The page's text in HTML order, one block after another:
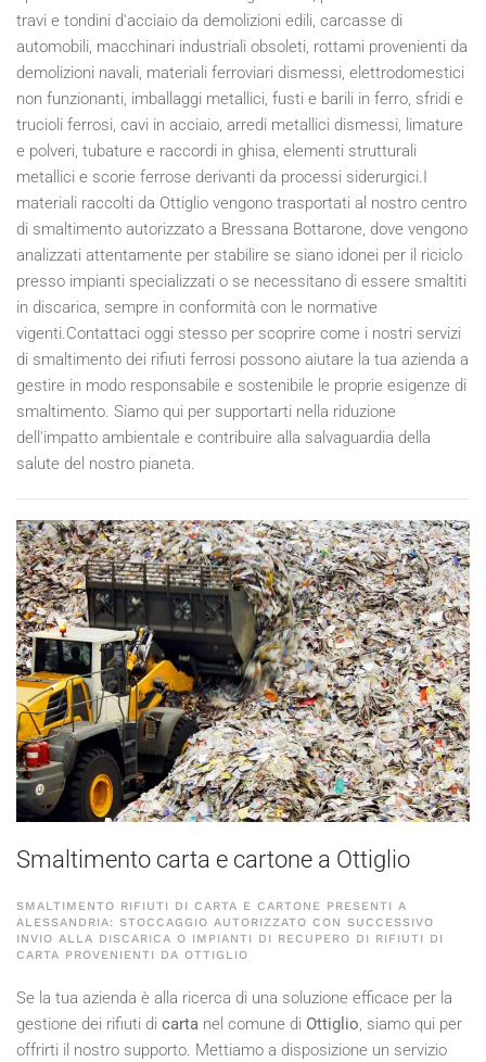
travi e tondini d'acciaio da demolizioni edili, carcasse di
automobili, macchinari industriali obsoleti, rottami provenienti da
demolizioni navali, materiali ferroviari dismessi, elettrodomestici
non funzionanti, imballaggi metallici, fusti e barili in ferro, sfridi e
trucioli ferrosi, cavi in acciaio, arredi metallici dismessi, limature
e polveri, tubature e raccordi in ghisa, elementi strutturali
metallici e scorie ferrose derivanti da processi siderurgici.I
materiali raccolti da Ottiglio vengono trasportati al nostro centro
di smaltimento autorizzato a Bressana Bottarone, dove vengono
analizzati attentamente per stabilire se siano idonei per il riciclo
presso impianti specializzati o se necessitano di essere smaltiti
in discarica, sempre in conformità con le normative
vigenti.Contattaci oggi stesso per scoprire come i nostri servizi
di smaltimento dei rifiuti ferrosi possono aiutare la tua azienda a
gestire in modo responsabile e sostenibile le proprie esigenze di
smaltimento. Siamo qui per supportarti nella riduzione
dell'impatto ambientale e contribuire alla salvaguardia della
salute del nostro pianeta.
Smaltimento carta e cartone a Ottiglio
SMALTIMENTO RIFIUTI DI CARTA E CARTONE PRESENTI A
ALESSANDRIA: STOCCAGGIO AUTORIZZATO CON SUCCESSIVO
INVIO ALLA DISCARICA O IMPIANTI DI RECUPERO DI RIFIUTI DI
CARTA PROVENIENTI DA OTTIGLIO
Se la tua azienda è alla ricerca di una soluzione efficace per la
gestione dei rifiuti di carta nel comune di Ottiglio, siamo qui per
offrirti il nostro supporto. Mettiamo a disposizione un servizio